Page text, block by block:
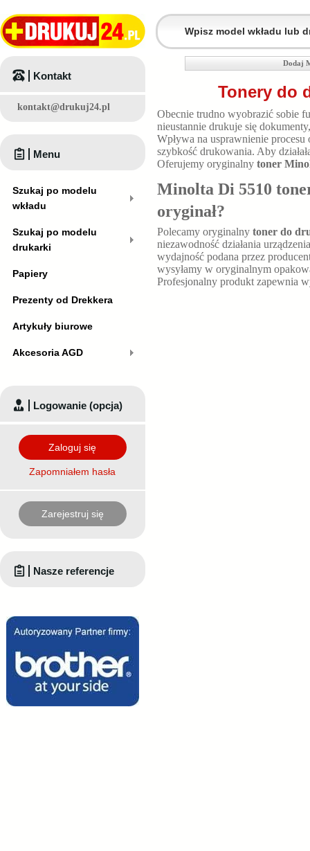
Dodaj
Tonery do
Obecnie trudno wyobrazić sobie
nieustannie drukuje się
Wpływa na usprawnienie
szybkość drukowania. Aby
Oferujemy oryginalny toner
Minolta Di 5510
oryginał?
Polecamy oryginalny toner do
niezawodność działania
wydajność podana przez
wysyłamy w oryginalnym
Profesjonalny produkt zapewnia
Kontakt
kontakt@drukuj24.pl
Menu
Szukaj po modelu
wkładu
Szukaj po modelu
drukarki
Papiery
Prezenty od Drekkera
Artykuły biurowe
Akcesoria AGD
Logowanie (opcja)
Zaloguj się
Zapomniałem hasła
Zarejestruj się
Nasze referencje